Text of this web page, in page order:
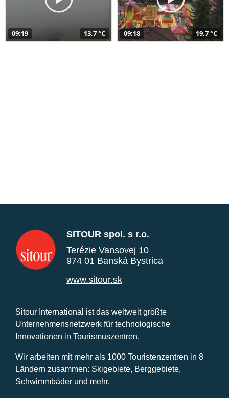
09:19 13,7 °C 09:18 19,7 °C
SITOUR spol. s r.o.
Terézie Vansovej 10
974 01 Banská Bystrica
www.sitour.sk
Sitour International ist das weltweit größte
Unternehmensnetzwerk für technologische
Innovationen in Tourismuszentren.
Wir arbeiten mit mehr als 1000 Touristenzentren in 8
Ländern zusammen: Skigebiete, Berggebiete,
Schwimmbäder und mehr.